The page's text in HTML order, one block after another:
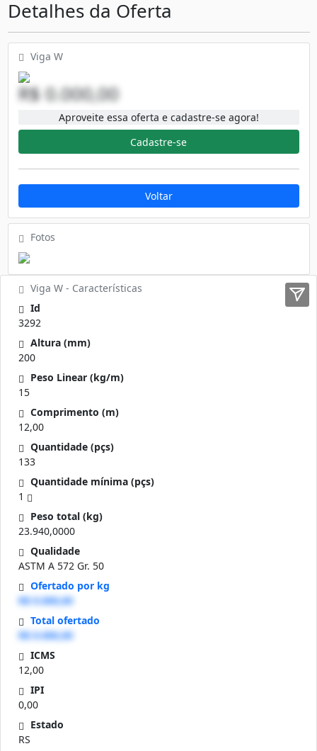
Detalhes da Oferta
Viga W
R$ 0.000,00
Aproveite essa oferta e cadastre-se agora!
Cadastre-se
Voltar
Fotos
Viga W - Características
Id
3292
Altura (mm)
200
Peso Linear (kg/m)
15
Comprimento (m)
12,00
Quantidade (pçs)
133
Quantidade mínima (pçs)
1
Peso total (kg)
23.940,0000
Qualidade
ASTM A 572 Gr. 50
Ofertado por kg
R$ 0.000,00
Total ofertado
R$ 0.000,00
ICMS
12,00
IPI
0,00
Estado
RS